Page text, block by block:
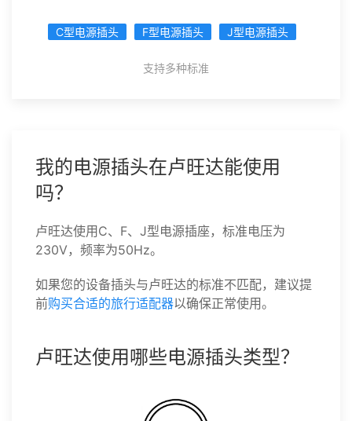
C型电源插头 F型电源插头 J型电源插头
支持多种标准
我的电源插头在卢旺达能使用
吗？
卢旺达使用C、F、J型电源插座，标准电压为
230V，频率为50Hz。
如果您的设备插头与卢旺达的标准不匹配，建议提
前购买合适的旅行适配器以确保正常使用。
卢旺达使用哪些电源插头类型？